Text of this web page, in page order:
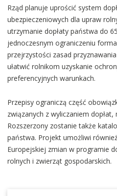
Rząd planuje uprościć system
ubezpieczeniowych dla upraw
utrzymanie dopłaty państwa do
jednoczesnym ograniczeniu
przejrzystości zasad
ułatwić rolnikom uzyskanie
preferencyjnych warunkach.
Przepisy ograniczą część
związanych z wyliczaniem
Rozszerzony zostanie także
państwa. Projekt umożliwi
Europejskiej zmian w programie
rolnych i zwierząt gospodarskich.